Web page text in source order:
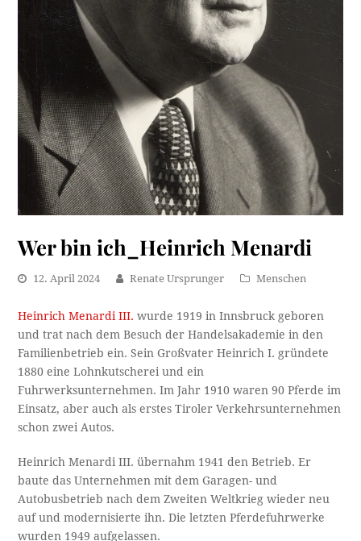
Wer bin ich_Heinrich Menardi
12. April 2024 Renate Ursprunger Menschen
Heinrich Menardi III. wurde 1919 in Innsbruck geboren
und trat nach dem Besuch der Handelsakademie in den
Familienbetrieb ein. Sein Großvater Heinrich I. gründete
1880 eine Lohnkutscherei und ein
Fuhrwerksunternehmen. Im Jahr 1910 waren 90 Pferde im
Einsatz, aber auch als erstes Tiroler Verkehrsunternehmen
schon zwei Autos.
Heinrich Menardi III. übernahm 1941 den Betrieb. Er
baute das Unternehmen mit dem Garagen- und
Autobusbetrieb nach dem Zweiten Weltkrieg wieder neu
auf und modernisierte ihn. Die letzten Pferdefuhrwerke
wurden 1949 aufgelassen.